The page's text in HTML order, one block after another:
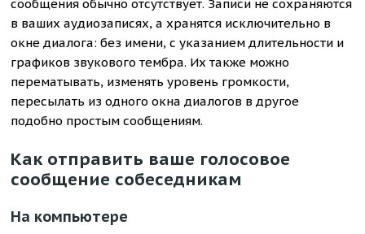
сообщения обычно отсутствует. Записи не сохраняются
в ваших аудиозаписях, а хранятся исключительно в
окне диалога: без имени, с указанием длительности и
графиков звукового тембра. Их также можно
перематывать, изменять уровень громкости,
пересылать из одного окна диалогов в другое
подобно простым сообщениям.
Как отправить ваше голосовое
сообщение собеседникам
На компьютере